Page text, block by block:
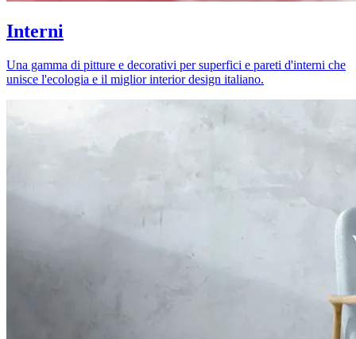
Interni
Una gamma di pitture e decorativi per superfici e pareti d'interni che
unisce l'ecologia e il miglior interior design italiano.